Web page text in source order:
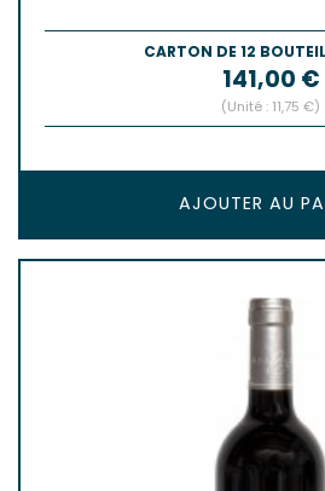
CARTON DE 12
Prix
141,00 €
(Unité : 11,75 €)
AJOUTER AU